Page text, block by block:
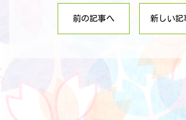
前の記事へ 新しい記